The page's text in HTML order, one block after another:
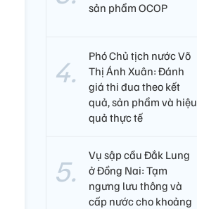
sản phẩm OCOP
Phó Chủ tịch nước Võ
Thị Ánh Xuân: Đánh
giá thi đua theo kết
quả, sản phẩm và hiệu
quả thực tế
Vụ sập cầu Đắk Lung
ở Đồng Nai: Tạm
ngưng lưu thông và
cấp nước cho khoảng